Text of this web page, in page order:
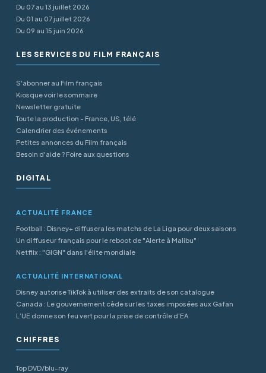
Du 07 au 13 juillet 2026
Du 01 au 07 juillet 2026
Du 09 au 15 juin 2026
LES SERVICES DU FILM FRANÇAIS
S'abonner au Film français
Kiosque voir le sommaire
Newsletter gratuite
Toute la production - France, US, télé
Calendrier des événements
Petites annonces du Film français
Besoin d'aide ? Foire aux questions
DIGITAL
ACTUALITÉ FRANCE
Football : Disney+ diffusera les matchs de La Liga pour deux saisons
Un diffuseur français pour le reboot de "Alerte à Malibu"
Netflix : "GIGN" dans l'élite mondiale
ACTUALITÉ INTERNATIONAL
Disney autorise TikTok à utiliser des extraits de son catalogue
Canada : Le gouvernement cède sur les taxes imposées aux Gafan
L’UE donne son feu vert pour la prise de contrôle d’EA
CHIFFRES
Top DVD/blu-ray